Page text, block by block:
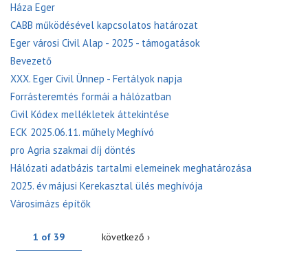
Háza Eger
CABB működésével kapcsolatos határozat
Eger városi Civil Alap - 2025 - támogatások
Bevezető
XXX. Eger Civil Ünnep - Fertályok napja
Forrásteremtés formái a hálózatban
Civil Kódex mellékletek áttekintése
ECK 2025.06.11. műhely Meghívó
pro Agria szakmai díj döntés
Hálózati adatbázis tartalmi elemeinek meghatározása
2025. év májusi Kerekasztal ülés meghívója
Városimázs építők
1 of 39 következő ›